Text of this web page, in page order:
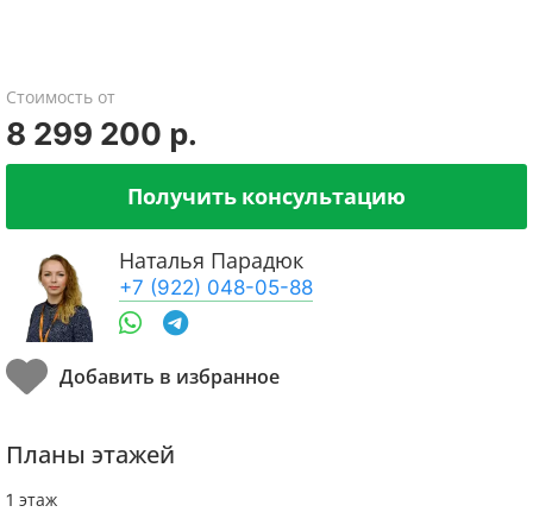
Стоимость от
8 299 200 р.
Получить консультацию
Наталья Парадюк
+7 (922) 048-05-88
Планы этажей
1 этаж